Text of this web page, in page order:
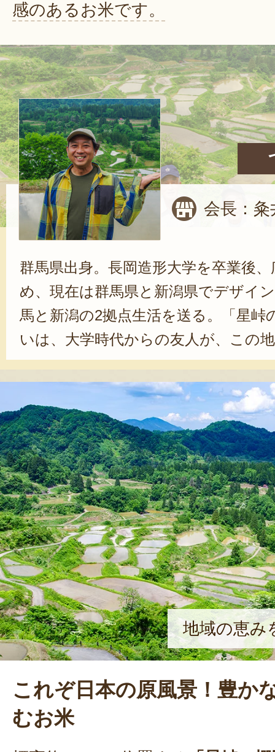
感のあるお米です。
会長：粂
群馬県出身。長岡造形大学を卒業後
め、現在は群馬県と新潟県でデザイ
馬と新潟の2拠点生活を送る。「星峠
いは、大学時代からの友人が、この
とがきっかけ。「先人たちが作り上
を受けました。歴史や文化、暮らす
た棚田を守っていきたいと思ったん
ん。保全活動や課題解決に取り組み
があった宿泊施設を2019年にオープ
身も米作りに励んでいる。「星峠の
人を増やしたい。そのために、生産
と食卓を直接繋ぐ仕組み、地域以外
けを作っていきたい」と、情熱的に
地域の恵み
これぞ日本の原風景！豊か
むお米